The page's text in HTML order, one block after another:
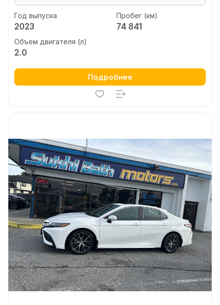
Год выпуска
2023
Пробег (км)
74 841
Объем двигателя (л)
2.0
Подробнее